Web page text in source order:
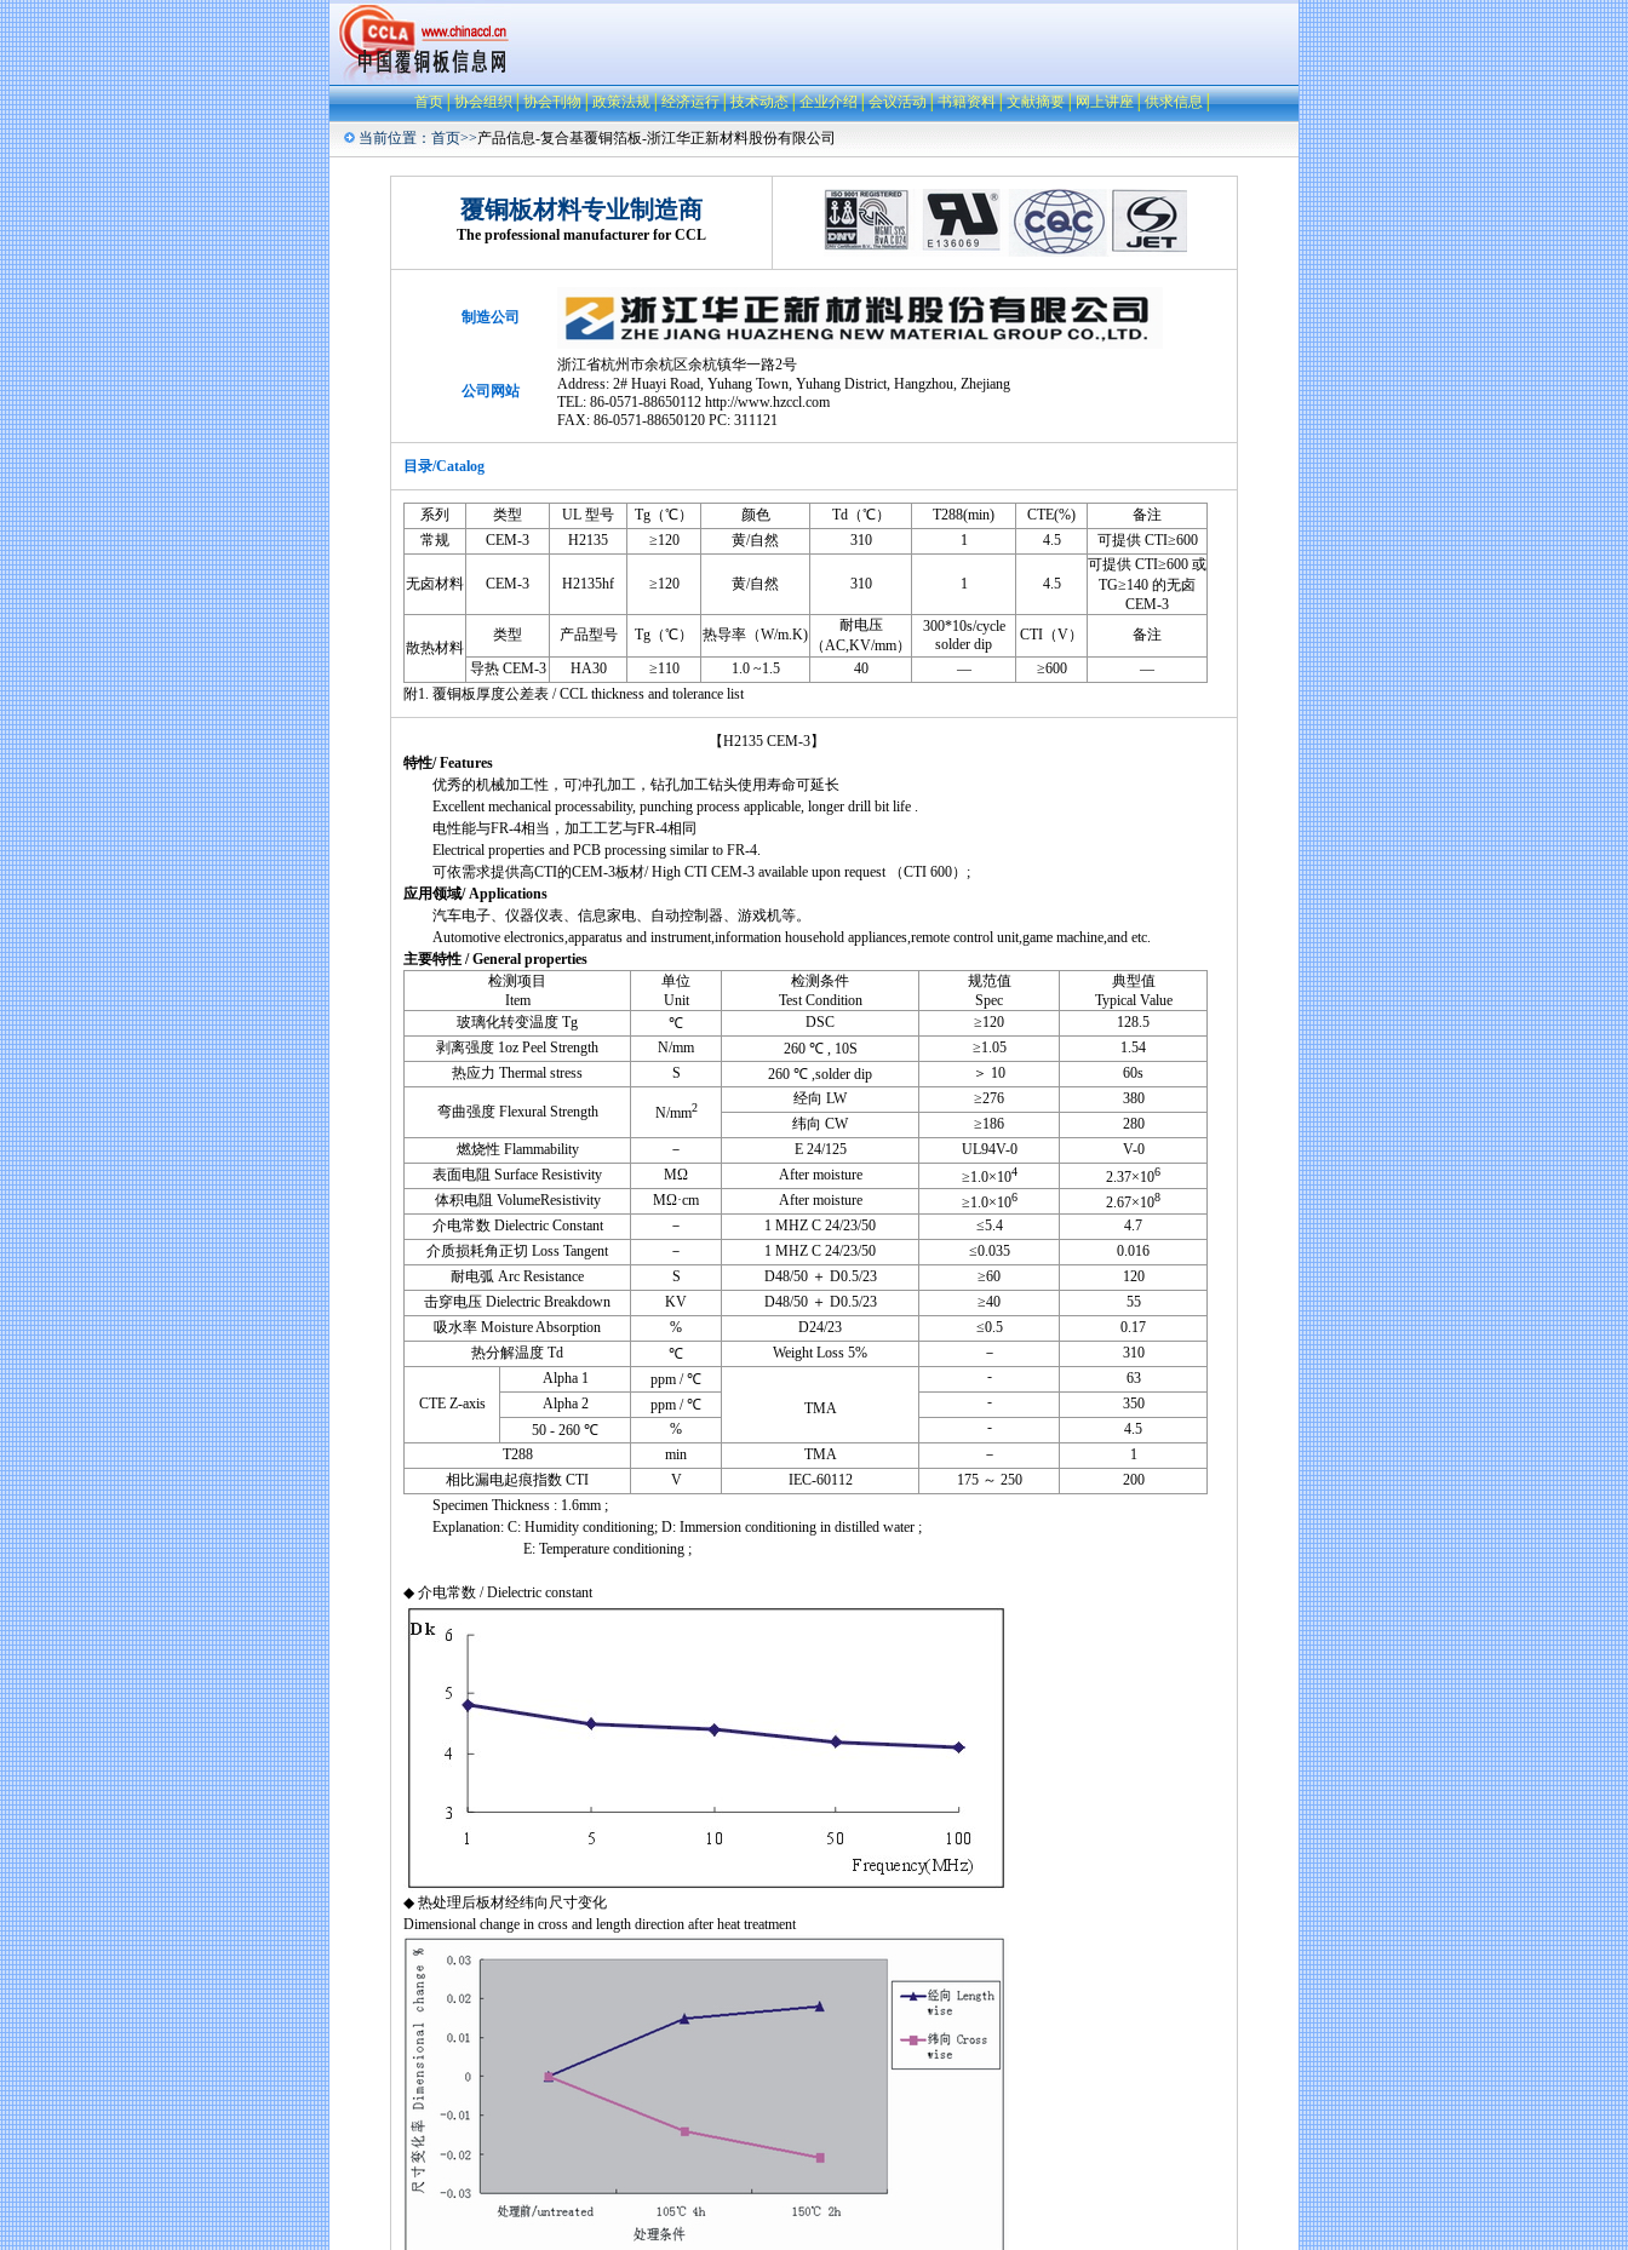
首页│协会组织│协会刊物│政策法规│经济运行│技术动态│企业介绍│会议活动│书籍资料│文献摘要│网上讲座│供求信息│
当前位置： 首页>>产品信息-复合基覆铜箔板-浙江华正新材料股份有限公司
覆铜板材料专业制造商
The professional manufacturer for CCL
制造公司
公司网站
浙江省杭州市余杭区余杭镇华一路2号
Address: 2# Huayi Road, Yuhang Town, Yuhang District, Hangzhou, Zhejiang
TEL: 86-0571-88650112 http://www.hzccl.com
FAX: 86-0571-88650120 PC: 311121
目录/Catalog
系列 类型 UL 型号 Tg（℃） 颜色 Td（℃） T288(min) CTE(%)
备注
常规
CEM-3 H2135 ≥120 黄/自然 310 1 4.5 可提供 CTI≥600
无卤材料 CEM-3 H2135hf ≥120 黄/自然 310 1 4.5
可提供 CTI≥600 或
TG≥140 的无卤
CEM-3
散热材料
类型 产品型号 Tg（℃） 热导率（W/m.K)
耐电压
（AC,KV/mm）
300*10s/cycle
solder dip
CTI（V）
备注
导热 CEM-3
HA30 ≥110 1.0 ~1.5 40 — ≥600
—
附1. 覆铜板厚度公差表 / CCL thickness and tolerance list
【H2135 CEM-3】
特性/ Features
优秀的机械加工性，可冲孔加工，钻孔加工钻头使用寿命可延长
Excellent mechanical processability, punching process applicable, longer drill bit life .
电性能与FR-4相当，加工工艺与FR-4相同
Electrical properties and PCB processing similar to FR-4.
可依需求提供高CTI的CEM-3板材/ High CTI CEM-3 available upon request （CTI 600）;
应用领域/ Applications
汽车电子、仪器仪表、信息家电、自动控制器、游戏机等。
Automotive electronics,apparatus and instrument,information household appliances,remote control unit,game machine,and etc.
主要特性 / General properties
检测项目
Item
单位
Unit
检测条件
Test Condition
规范值
Spec
典型值
Typical Value
玻璃化转变温度 Tg
℃ DSC ≥120
128.5
剥离强度 1oz Peel Strength
N/mm 260 ℃ , 10S ≥1.05
1.54
热应力 Thermal stress
S 260 ℃ ,solder dip ＞ 10 60s
弯曲强度 Flexural Strength N/mm2
经向 LW ≥276
380
纬向 CW
≥186
280
燃烧性 Flammability
－ E 24/125 UL94V-0
V-0
表面电阻 Surface Resistivity
MΩ After moisture ≥1.0×104 2.37×106
体积电阻 VolumeResistivity MΩ·cm After moisture ≥1.0×106 2.67×108
介电常数 Dielectric Constant － 1 MHZ C 24/23/50 ≤5.4
4.7
介质损耗角正切 Loss Tangent
－ 1 MHZ C 24/23/50 ≤0.035
0.016
耐电弧 Arc Resistance
S D48/50 ＋ D0.5/23 ≥60
120
击穿电压 Dielectric Breakdown
KV D48/50 ＋ D0.5/23 ≥40
55
吸水率 Moisture Absorption
% D24/23 ≤0.5
0.17
热分解温度 Td
℃ Weight Loss 5% － 310
CTE Z-axis
Alpha 1
ppm / ℃
TMA
-
63
Alpha 2
ppm / ℃ -
350
50 - 260 ℃
% -
4.5
T288
min TMA －
1
相比漏电起痕指数 CTI
V IEC-60112 175 ～ 250
200
Specimen Thickness : 1.6mm ;
Explanation: C: Humidity conditioning; D: Immersion conditioning in distilled water ;
E: Temperature conditioning ;
◆ 介电常数 / Dielectric constant
◆ 热处理后板材经纬向尺寸变化
Dimensional change in cross and length direction after heat treatment